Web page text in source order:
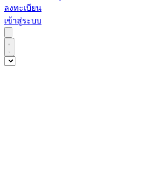
ลงทะเบียน
เข้าสู่ระบบ